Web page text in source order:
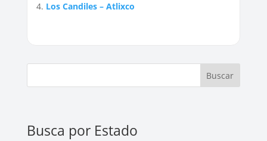
Los Candiles – Atlixco
Buscar
Busca por Estado